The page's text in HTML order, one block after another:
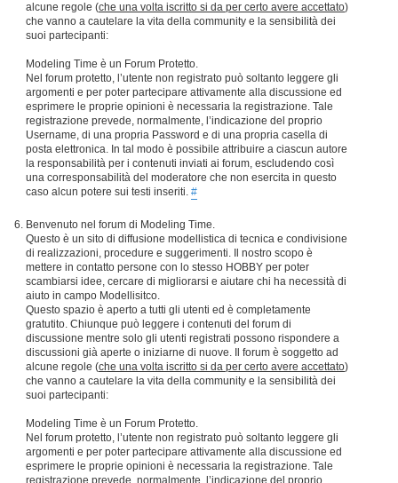
alcune regole (che una volta iscritto si da per certo avere accettato)
che vanno a cautelare la vita della community e la sensibilità dei
suoi partecipanti:
Modeling Time è un Forum Protetto.
Nel forum protetto, l’utente non registrato può soltanto leggere gli
argomenti e per poter partecipare attivamente alla discussione ed
esprimere le proprie opinioni è necessaria la registrazione. Tale
registrazione prevede, normalmente, l’indicazione del proprio
Username, di una propria Password e di una propria casella di
posta elettronica. In tal modo è possibile attribuire a ciascun autore
la responsabilità per i contenuti inviati ai forum, escludendo così
una corresponsabilità del moderatore che non esercita in questo
caso alcun potere sui testi inseriti. #
Benvenuto nel forum di Modeling Time.
Questo è un sito di diffusione modellistica di tecnica e condivisione
di realizzazioni, procedure e suggerimenti. Il nostro scopo è
mettere in contatto persone con lo stesso HOBBY per poter
scambiarsi idee, cercare di migliorarsi e aiutare chi ha necessità di
aiuto in campo Modellisitco.
Questo spazio è aperto a tutti gli utenti ed è completamente
gratutito. Chiunque può leggere i contenuti del forum di
discussione mentre solo gli utenti registrati possono rispondere a
discussioni già aperte o iniziarne di nuove. Il forum è soggetto ad
alcune regole (che una volta iscritto si da per certo avere accettato)
che vanno a cautelare la vita della community e la sensibilità dei
suoi partecipanti:
Modeling Time è un Forum Protetto.
Nel forum protetto, l’utente non registrato può soltanto leggere gli
argomenti e per poter partecipare attivamente alla discussione ed
esprimere le proprie opinioni è necessaria la registrazione. Tale
registrazione prevede, normalmente, l’indicazione del proprio